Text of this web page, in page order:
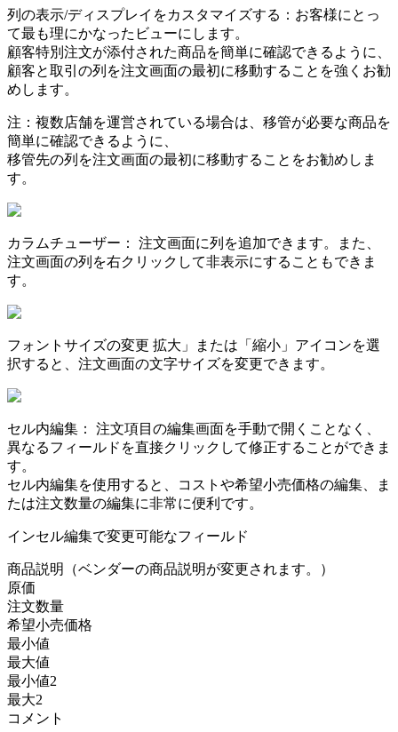
列 の表示/ディ スプレイ をカ ス タマイ ズする ： お客様に と っ
て最も理にかなった ビ ュ ーに し ま す。
顧客特別 注文が添付された商品を簡単に確認でき る よ う に
顧客と取引 の列 を注文画面の最初に移動する こ と を強 く お勧
め し ま す。
注 ： 複数店舗を運営されている場合は 移管が必要な商品を
簡単に確認でき る よ う に
移管先の列 を注文画面の最初に移動する こ と をお勧め し ま
す。
カラ ムチ ュ ーザー ： 注文画面に列 を追加でき ま す。 ま た
注文画面の列 を右ク リ ッ ク して非表示にする こ と もでき ま
す。
フ ォ ン ト サイ ズの変更 拡大 」 ま たは 「 縮小 」 アイ コ ンを選
択する と 注文画面の文字サイ ズを変更でき ま す。
セル内編集 ： 注文項目 の編集画面を手動で開 く こ と な く
異なるフ ィ ール ド を直接ク リ ッ ク して修正する こ と ができ ま
す。
セル内編集を使用する と コ ス ト や希望小売価格の編集
ま
たは注文数量の編集に非常に便利 です。
イ ンセル編集で変更可能なフ ィ ール ド
商品説明 （ベンダーの商品説明が変更されま す。
）
原価
注文数量
希望小売価格
最小値
最大値
最小値2
最大2
コ メ ン ト